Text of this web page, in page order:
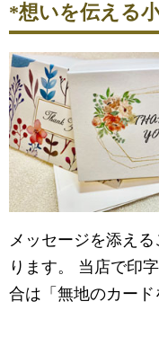
*想いを伝える
メッセージを添え
ります。 当店で印
合は「無地のカード